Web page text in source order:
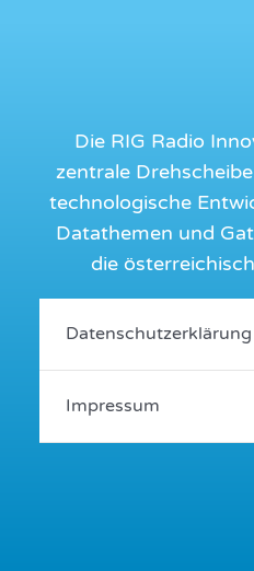
Die RIG Radio
zentrale
technologische
Datathemen und
die
Datenschutzerklärung
Impressum